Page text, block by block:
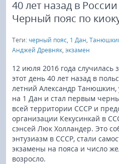
40 лет назад в
Черный пояс по
Теги: черный пояс, 1 Дан,
Анджей Древняк, экзамен
12 июля 2016 года случилась
этот день 40 лет назад в
летний Александр
на 1 Дан и стал первым
всей территории СССР и
организации Кекусинкай в
сэнсей Люк Холландер. Это
энтузиазм в СССР, стали
экзамены на пояса и число
возросло.
Кекусин-кан
Бокс
UFC и MMA
Муай тай